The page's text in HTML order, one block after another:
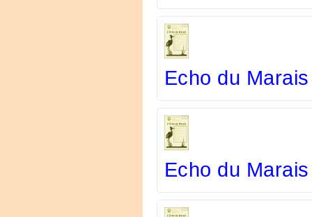
Echo du
Echo du